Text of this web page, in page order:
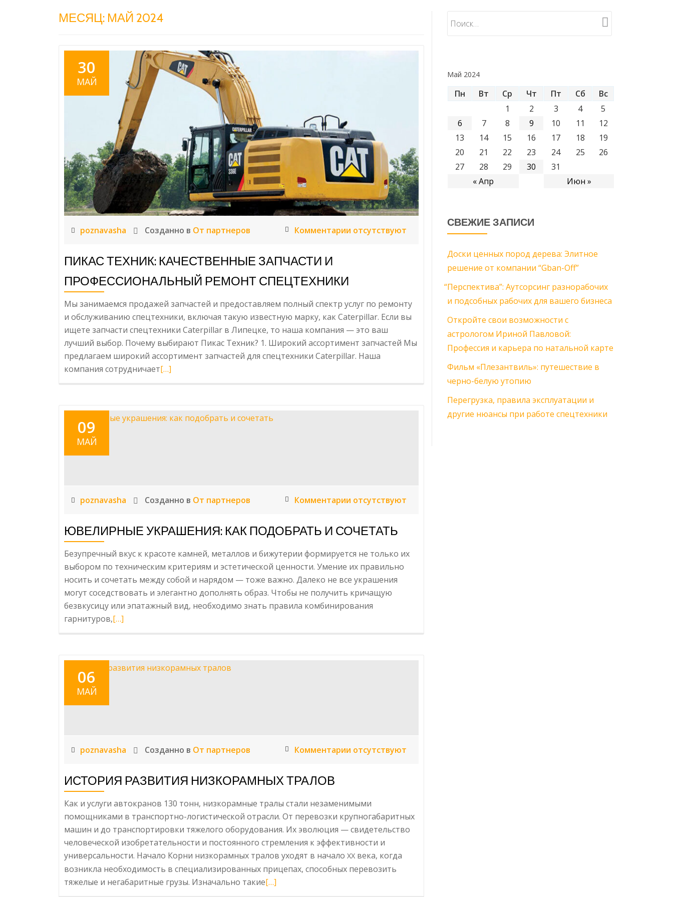
МЕСЯЦ: МАЙ 2024
30
МАЙ
poznavasha Созданно в От партнеров Комментарии отсутствуют
ПИКАС ТЕХНИК: КАЧЕСТВЕННЫЕ ЗАПЧАСТИ И
ПРОФЕССИОНАЛЬНЫЙ РЕМОНТ СПЕЦТЕХНИКИ
Мы занимаемся продажей запчастей и предоставляем полный спектр услуг по ремонту
и обслуживанию спецтехники, включая такую известную марку, как Cater­pil­lar. Если вы
ищете запчасти спецтехники Cater­pil­lar в Липецке, то наша компания — это ваш
лучший выбор. Почему выбирают Пикас Техник? 1. Широкий ассортимент запчастей Мы
предлагаем широкий ассортимент запчастей для спецтехники Cater­pil­lar. Наша
компания сотрудничаетЧитать
Техник:
спецтехники
[…]
09
МАЙ
poznavasha Созданно в От партнеров Комментарии отсутствуют
ЮВЕЛИРНЫЕ УКРАШЕНИЯ: КАК ПОДОБРАТЬ И СОЧЕТАТЬ
Безупречный вкус к красоте камней, металлов и бижутерии формируется не только их
выбором по техническим критериям и эстетической ценности. Умение их правильно
носить и сочетать между собой и нарядом — тоже важно. Далеко не все украшения
могут соседствовать и элегантно дополнять образ. Чтобы не получить кричащую
безвкусицу или эпатажный вид, необходимо знать правила комбинирования
гарнитуров,Читать
украшения:
[…]
06
МАЙ
poznavasha Созданно в От партнеров Комментарии отсутствуют
ИСТОРИЯ РАЗВИТИЯ НИЗКОРАМНЫХ ТРАЛОВ
Как и услуги автокранов 130 тонн, низкорамные тралы стали незаменимыми
помощниками в транспортно-логистической отрасли. От перевозки крупногабаритных
машин и до транспортировки тяжелого оборудования. Их эволюция — свидетельство
человеческой изобретательности и постоянного стремления к эффективности и
универсальности. Начало Корни низкорамных тралов уходят в начало XX века, когда
возникла необходимость в специализированных прицепах, способных перевозить
тяжелые и негабаритные грузы. Изначально такиеЧитать
[…]
Май 2024
Пн Вт Ср Чт Пт Сб Вс
« Апр Июн »
1 2 3 4
5
6
7 8 9 10 11
12
13
14 15 16 17 18
19
20
21 22 23 24 25
26
27
28 29 30 31
СВЕЖИЕ ЗАПИСИ
Доски ценных пород дерева: Элитное
решение от компании “Gban-Off”
“Перспектива”: Аутсорсинг разнорабочих
и подсобных рабочих для вашего бизнеса
Откройте свои возможности с
астрологом Ириной Павловой:
Профессия и карьера по натальной карте
Фильм «Плезантвиль»: путешествие в
черно-белую утопию
Перегрузка, правила эксплуатации и
другие нюансы при работе спецтехники